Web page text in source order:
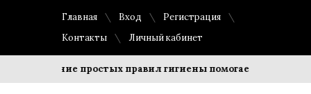
Главная Вход
Регистрация
Контакты
Личный кабинет
Соблюдение простых правил гигиены помогает сохранить